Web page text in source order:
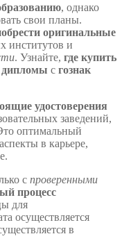
, однако
свои планы.
оригинальные
институтов и
. Узнайте, где купить
дипломы с гознак
удостоверения
заведений,
оптимальный
в карьере,
с проверенными
процесс
для
осуществляется
в